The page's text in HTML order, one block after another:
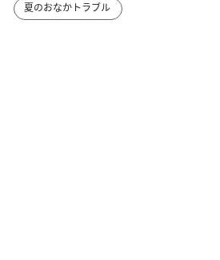
夏のおなかトラブル